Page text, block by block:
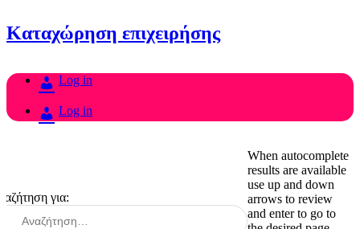
Καταχώρηση επιχειρήσης
Log in
Log in
για:
When autocomplete
results are available
use up and down
arrows to review
and enter to go to